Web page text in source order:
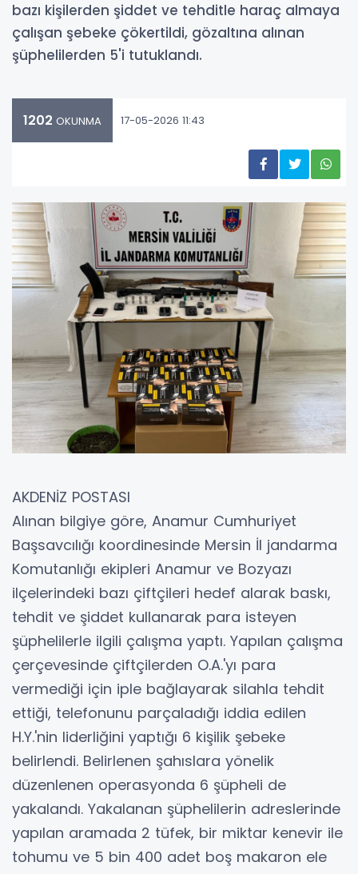
bazı kişilerden şiddet ve tehditle haraç almaya
çalışan şebeke çökertildi, gözaltına alınan
şüphelilerden 5'i tutuklandı.
1202 OKUNMA 17-05-2026 11:43
AKDENİZ POSTASI
Alınan bilgiye göre, Anamur Cumhuriyet
Başsavcılığı koordinesinde Mersin İl jandarma
Komutanlığı ekipleri Anamur ve Bozyazı
ilçelerindeki bazı çiftçileri hedef alarak baskı,
tehdit ve şiddet kullanarak para isteyen
şüphelilerle ilgili çalışma yaptı. Yapılan çalışma
çerçevesinde çiftçilerden O.A.'yı para
vermediği için iple bağlayarak silahla tehdit
ettiği, telefonunu parçaladığı iddia edilen
H.Y.'nin liderliğini yaptığı 6 kişilik şebeke
belirlendi. Belirlenen şahıslara yönelik
düzenlenen operasyonda 6 şüpheli de
yakalandı. Yakalanan şüphelilerin adreslerinde
yapılan aramada 2 tüfek, bir miktar kenevir ile
tohumu ve 5 bin 400 adet boş makaron ele